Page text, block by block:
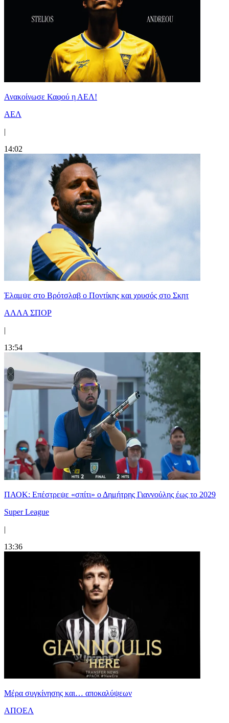
Ανακοίνωσε Καφού η ΑΕΛ!
ΑΕΛ
|
14:02
Έλαμψε στο Βρότσλαβ ο Ποντίκης και χρυσός στο Σκητ
ΑΛΛΑ ΣΠΟΡ
|
13:54
ΠΑΟΚ: Επέστρεψε «σπίτι» ο Δημήτρης Γιαννούλης έως το 2029
Super League
|
13:36
Mέρα συγκίνησης και… αποκαλύψεων
ΑΠΟΕΛ